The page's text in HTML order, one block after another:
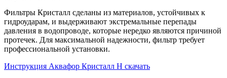
Фильтры Кристалл сделаны из материалов, устойчивых к
гидроударам, и выдерживают экстремальные перепады
давления в водопроводе, которые нередко являются причиной
протечек. Для максимальной надежности, фильтр требует
профессиональной установки.
Инструкция Аквафор Кристалл H скачать